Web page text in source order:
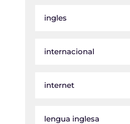
ingles
internacional
internet
lengua inglesa